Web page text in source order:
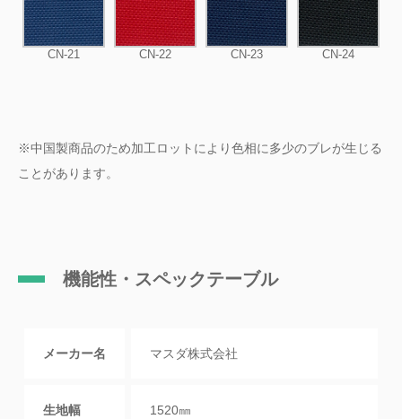
CN-21 CN-22 CN-23 CN-24
※中国製商品のため加工ロットにより色相に多少のブレが生じる
ことがあります。
機能性・スペックテーブル
メーカー名 マスダ株式会社
生地幅 1520㎜